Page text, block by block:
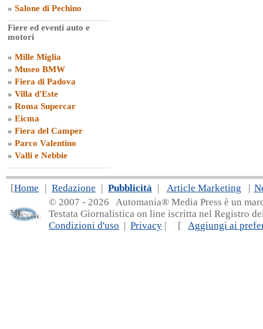
» Salone di Pechino
Fiere ed eventi auto e
motori
» Mille Miglia
» Museo BMW
» Fiera di Padova
» Villa d'Este
» Roma Supercar
» Eicma
» Fiera del Camper
» Parco Valentino
» Valli e Nebbie
[Home | Redazione | Pubblicità | Article Marketing |
© 2007 - 2026 Automania® Media Press è un
Testata Giornalistica on line iscritta nel Registro
Condizioni d'uso | Privacy | [ Aggiungi ai